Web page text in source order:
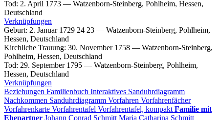
Tod: 2. April 1773 — Watzenborn-Steinberg, Pohlheim, Hessen,
Deutschland
Verknüpfungen
Geburt: 2. Januar 1729 24 23 — Watzenborn-Steinberg, Pohlheim,
Hessen, Deutschland
Kirchliche Trauung: 30. November 1758 — Watzenborn-Steinberg,
Pohlheim, Hessen, Deutschland
Tod: 29. September 1795 — Watzenborn-Steinberg, Pohlheim,
Hessen, Deutschland
Verknüpfungen
Beziehungen Familienbuch Interaktives Sanduhrdiagramm
Nachkommen Sanduhrdiagramm Vorfahren Vorfahrenfächer
Vorfahrenkarte Vorfahrentafel Vorfahrentafel, kompakt Familie mit
Ehepartner Johann Conrad Schmitt Maria Catharina Schmitt